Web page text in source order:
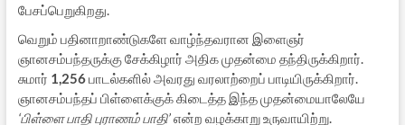
பேசப்பெறுகிறது.
வெறும் பதினாறாண்டுகளே வாழ்ந்தவரான இளைஞர்
ஞானசம்பந்தருக்கு சேக்கிழார் அதிக முதன்மை தந்திருக்கிறார்.
சுமார் 1,256பாடல்களில் அவரது வரலாற்றைப் பாடியிருக்கிறார்.
ஞானசம்பந்தப் பிள்ளைக்குக் கிடைத்த இந்த முதன்மையாலேயே
‘பிள்ளை பாதி புராணம் பாதி’என்ற வழக்காறு உருவாயிற்று.